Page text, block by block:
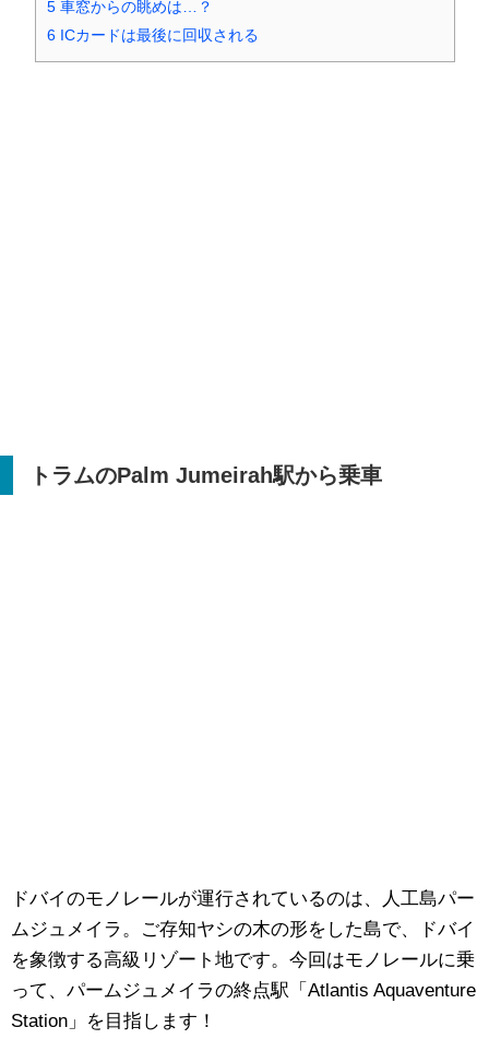
5車窓からの眺めは…？
6ICカードは最後に回収される
トラムのPalm Jumeirah駅から乗車
ドバイのモノレールが運行されているのは、人工島パー
ムジュメイラ。ご存知ヤシの木の形をした島で、ドバイ
を象徴する高級リゾート地です。今回はモノレールに乗
って、パームジュメイラの終点駅「Atlantis Aquaventure
Station」を目指します！